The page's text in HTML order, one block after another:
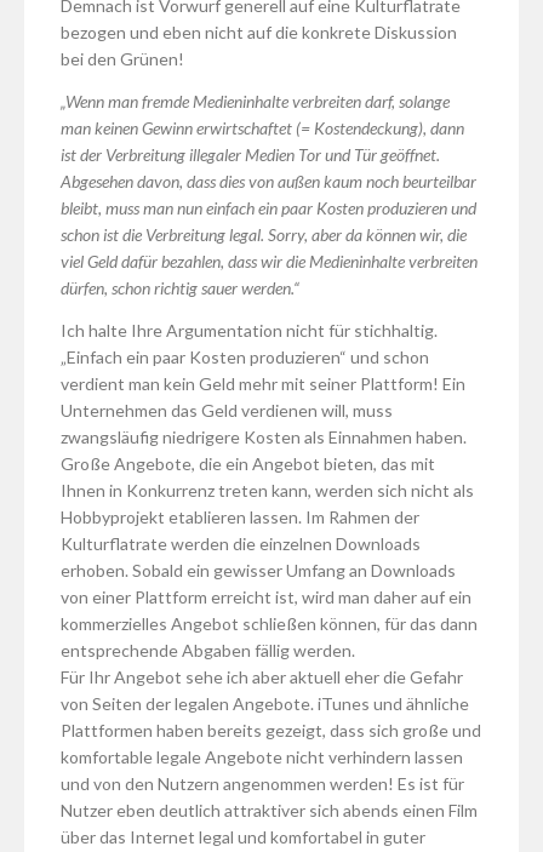
Demnach ist Vorwurf generell auf eine Kulturflatrate
bezogen und eben nicht auf die konkrete Diskussion
bei den Grünen!
„Wenn man fremde Medieninhalte verbreiten darf, solange
man keinen Gewinn erwirtschaftet (= Kostendeckung), dann
ist der Verbreitung illegaler Medien Tor und Tür geöffnet.
Abgesehen davon, dass dies von außen kaum noch beurteilbar
bleibt, muss man nun einfach ein paar Kosten produzieren und
schon ist die Verbreitung legal. Sorry, aber da können wir, die
viel Geld dafür bezahlen, dass wir die Medieninhalte verbreiten
dürfen, schon richtig sauer werden.“
Ich halte Ihre Argumentation nicht für stichhaltig.
„Einfach ein paar Kosten produzieren“ und schon
verdient man kein Geld mehr mit seiner Plattform! Ein
Unternehmen das Geld verdienen will, muss
zwangsläufig niedrigere Kosten als Einnahmen haben.
Große Angebote, die ein Angebot bieten, das mit
Ihnen in Konkurrenz treten kann, werden sich nicht als
Hobbyprojekt etablieren lassen. Im Rahmen der
Kulturflatrate werden die einzelnen Downloads
erhoben. Sobald ein gewisser Umfang an Downloads
von einer Plattform erreicht ist, wird man daher auf ein
kommerzielles Angebot schließen können, für das dann
entsprechende Abgaben fällig werden.
Für Ihr Angebot sehe ich aber aktuell eher die Gefahr
von Seiten der legalen Angebote. iTunes und ähnliche
Plattformen haben bereits gezeigt, dass sich große und
komfortable legale Angebote nicht verhindern lassen
und von den Nutzern angenommen werden! Es ist für
Nutzer eben deutlich attraktiver sich abends einen Film
über das Internet legal und komfortabel in guter